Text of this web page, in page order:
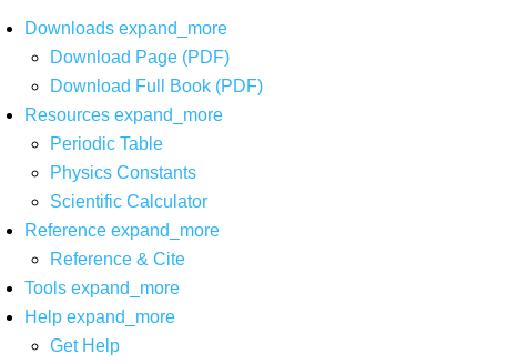
Downloads expand_more
Download Page (PDF)
Download Full Book (PDF)
Resources expand_more
Periodic Table
Physics Constants
Scientific Calculator
Reference expand_more
Reference & Cite
Tools expand_more
Help expand_more
Get Help